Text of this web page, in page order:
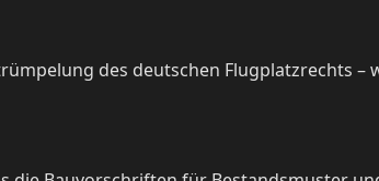
des deutschen Flugplatzrechts